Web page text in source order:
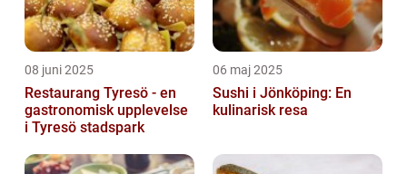
08 juni 2025
Restaurang Tyresö - en
gastronomisk upplevelse
i Tyresö stadspark
06 maj 2025
Sushi i Jönköping: En
kulinarisk resa